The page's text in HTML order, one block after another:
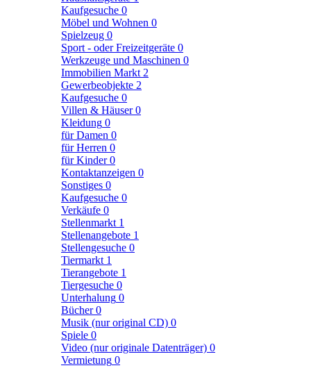
Kaufgesuche 0
Möbel und Wohnen 0
Spielzeug 0
Sport - oder Freizeitgeräte 0
Werkzeuge und Maschinen 0
Immobilien Markt 2
Gewerbeobjekte 2
Kaufgesuche 0
Villen & Häuser0
Kleidung 0
für Damen 0
für Herren 0
für Kinder0
Kontaktanzeigen 0
Sonstiges 0
Kaufgesuche 0
Verkäufe 0
Stellenmarkt 1
Stellenangebote 1
Stellengesuche 0
Tiermarkt 1
Tierangebote 1
Tiergesuche 0
Unterhalung 0
Bücher0
Musik (nur original CD) 0
Spiele 0
Video (nur originale Datenträger) 0
Vermietung 0